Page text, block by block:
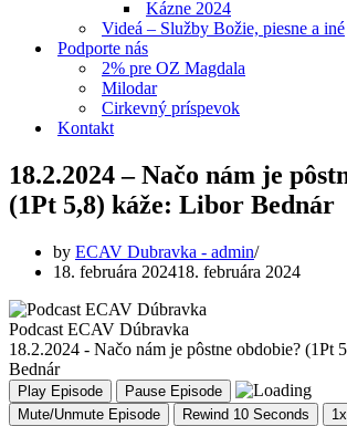
Kázne 2024
Videá – Služby Božie, piesne a iné
Podporte nás
2% pre OZ Magdala
Milodar
Cirkevný príspevok
Kontakt
18.2.2024 – Načo nám je
(1Pt 5,8) káže: Libor Bednár
by ECAV Dubravka - admin
18. februára 202418. februára 2024
Podcast ECAV Dúbravka
18.2.2024 - Načo nám je pôstne obdobie? (1Pt
Bednár
Play Episode
Pause Episode
Mute/Unmute Episode
Rewind 10 Seconds
1x